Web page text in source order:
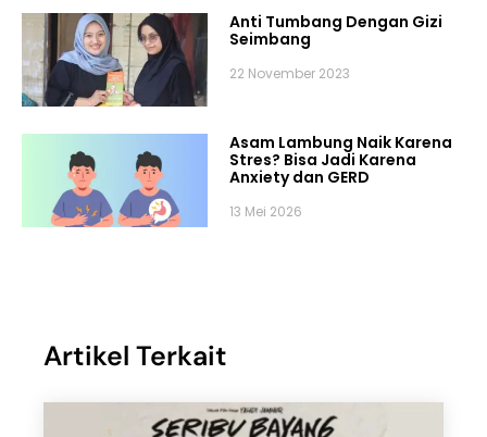
Anti Tumbang Dengan Gizi
Seimbang
22 November 2023
Asam Lambung Naik Karena
Stres? Bisa Jadi Karena
Anxiety dan GERD
13 Mei 2026
Artikel Terkait